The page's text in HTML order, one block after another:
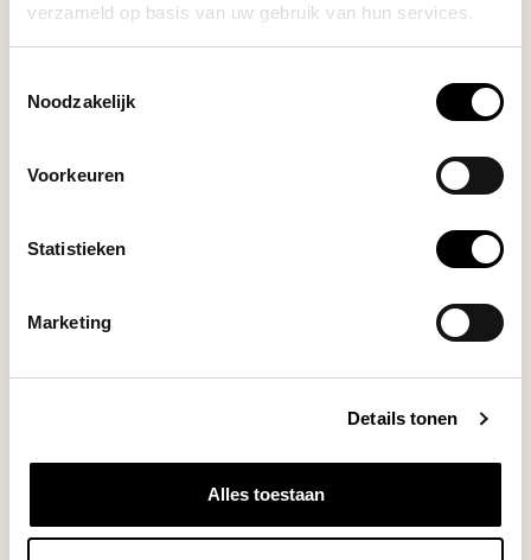
verzameld op basis van uw gebruik van hun services.
Noodzakelijk
Voorkeuren
Statistieken
Marketing
Details tonen
Alles toestaan
Espresso Package
€28,95
William Grinder
€449,00
€164,00